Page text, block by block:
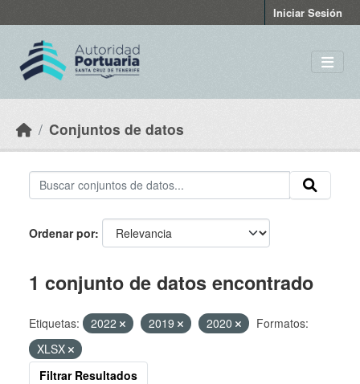
Iniciar Sesión
Conjuntos de datos
Ordenar por
1 conjunto de datos encontrado
Etiquetas: 2022 2019 2020
Formatos:
XLSX
Filtrar Resultados